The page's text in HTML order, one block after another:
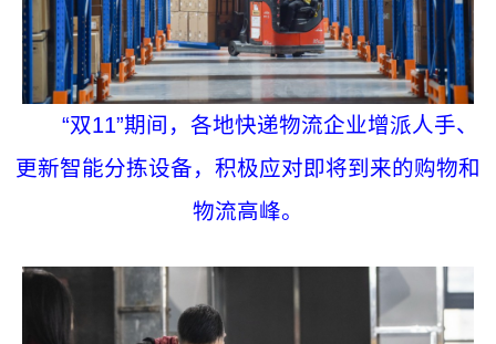
“双11”期间，各地快递物流企业增派人手、
更新智能分拣设备，积极应对即将到来的购物和
物流高峰。